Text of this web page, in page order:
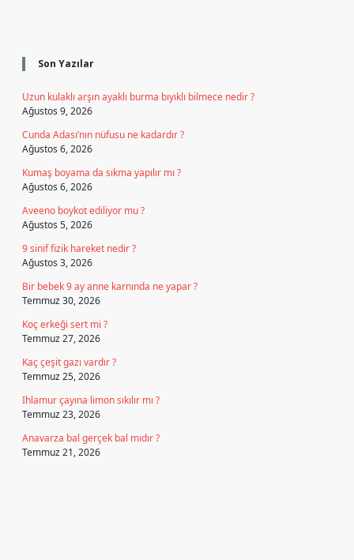
Son Yazılar
Uzun kulaklı arşın ayaklı burma bıyıklı bilmece nedir ?
Ağustos 9, 2026
Cunda Adası’nın nüfusu ne kadardır ?
Ağustos 6, 2026
Kumaş boyama da sıkma yapılır mı ?
Ağustos 6, 2026
Aveeno boykot ediliyor mu ?
Ağustos 5, 2026
9 sinif fizik hareket nedir ?
Ağustos 3, 2026
Bir bebek 9 ay anne karnında ne yapar ?
Temmuz 30, 2026
Koç erkeği sert mi ?
Temmuz 27, 2026
Kaç çeşit gazı vardır ?
Temmuz 25, 2026
Ihlamur çayına limon sıkılır mı ?
Temmuz 23, 2026
Anavarza bal gerçek bal mıdır ?
Temmuz 21, 2026